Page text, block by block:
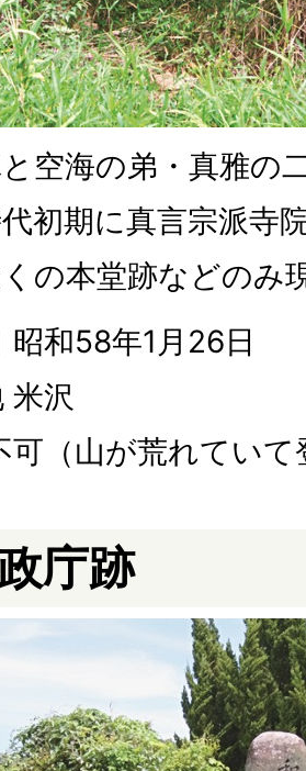
空海の弟・真雅の
初期に真言宗派寺
の本堂跡などのみ
昭和58年1月26日
米沢
可（山が荒れてい
庁跡